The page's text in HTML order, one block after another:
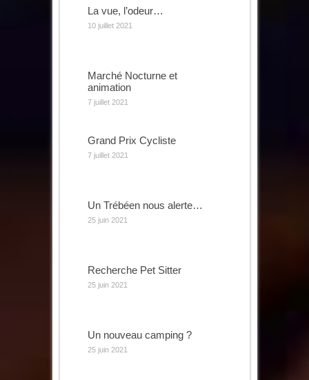
La vue, l’odeur…
10 juillet 2021
Marché Nocturne et
animation
7 juillet 2021
Grand Prix Cycliste
7 juillet 2021
Un Trébéen nous alerte…
25 juin 2021
Recherche Pet Sitter
25 juin 2021
Un nouveau camping ?
25 juin 2021